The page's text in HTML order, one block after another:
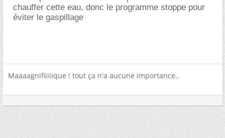
chauffer cette eau, donc le programme stoppe pour
éviter le gaspillage
Maaaagnifiiiiique ! tout ça n'a aucune importance..